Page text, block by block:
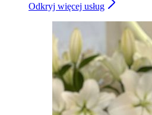
Odkryj więcej usług